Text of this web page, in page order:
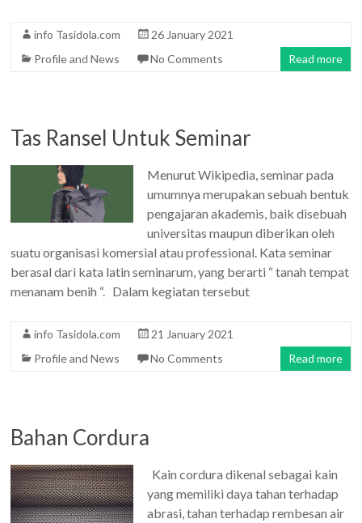
info Tasidola.com
26 January 2021
Profile and News
No Comments Read more
Tas Ransel Untuk Seminar
Menurut Wikipedia, seminar pada
umumnya merupakan sebuah bentuk
pengajaran akademis, baik disebuah
universitas maupun diberikan oleh
suatu organisasi komersial atau professional. Kata seminar
berasal dari kata latin seminarum, yang berarti “ tanah tempat
menanam benih “. Dalam kegiatan tersebut
info Tasidola.com
21 January 2021
Profile and News
No Comments Read more
Bahan Cordura
Kain cordura dikenal sebagai kain
yang memiliki daya tahan terhadap
abrasi, tahan terhadap rembesan air